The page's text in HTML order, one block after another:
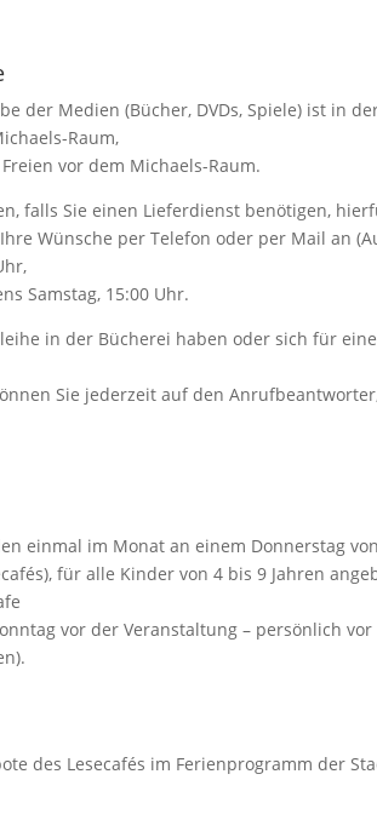
der Medien (Bücher, DVDs, Spiele) ist in
Raum,
vor dem Michaels-Raum.
falls Sie einen Lieferdienst benötigen,
Wünsche per Telefon oder per Mail an
Samstag, 15:00 Uhr.
in der Bücherei haben oder sich für
Sie jederzeit auf den
einmal im Monat an einem Donnerstag
für alle Kinder von 4 bis 9 Jahren
vor der Veranstaltung – persönlich
des Lesecafés im Ferienprogramm der